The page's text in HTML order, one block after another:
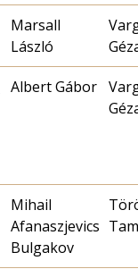
Marsall
László
Albert Gábor
Mihail
Afanaszjevics
Bulgakov